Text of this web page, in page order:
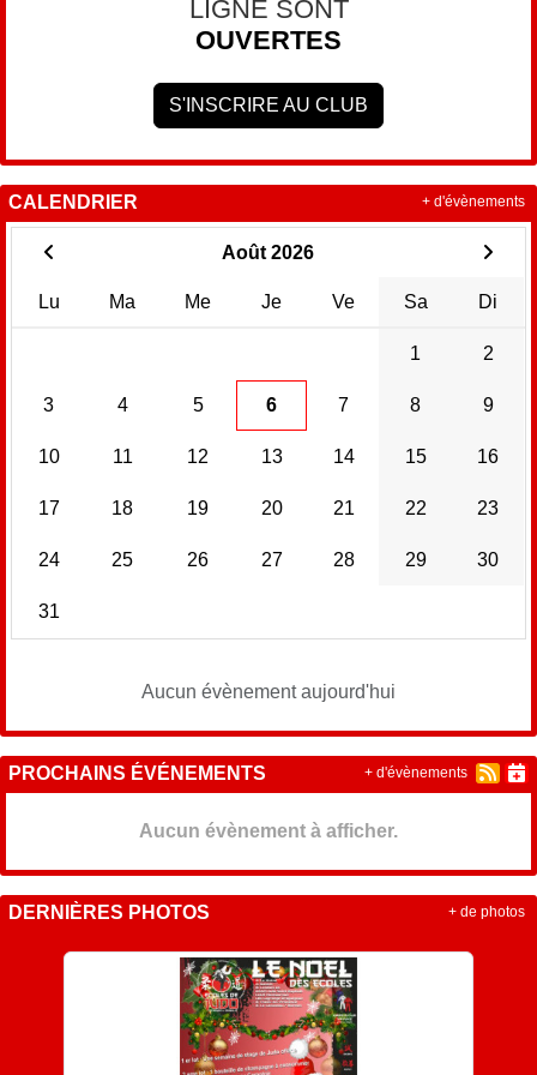
LIGNE SONT
OUVERTES
S'INSCRIRE AU CLUB
CALENDRIER
Août 2026
Lu Ma Me Je Ve Sa Di
1 2
3 4 5 6 7 8 9
10 11 12 13 14 15 16
17 18 19 20 21 22 23
24 25 26 27 28 29 30
31
Aucun évènement aujourd'hui
+ d'évènements
PROCHAINS ÉVÉNEMENTS
Aucun évènement à afficher.
+ d'évènements
DERNIÈRES PHOTOS + de photos